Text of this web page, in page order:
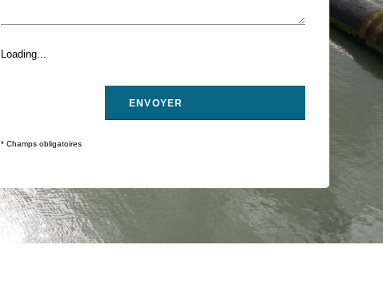
Loading...
* Champs obligatoires